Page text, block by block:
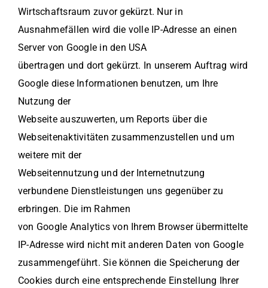
Wirtschaftsraum zuvor gekürzt. Nur in
Ausnahmefällen wird die volle IP-Adresse an einen
Server von Google in den USA
übertragen und dort gekürzt. In unserem Auftrag wird
Google diese Informationen benutzen, um Ihre
Nutzung der
Webseite auszuwerten, um Reports über die
Webseitenaktivitäten zusammenzustellen und um
weitere mit der
Webseitennutzung und der Internetnutzung
verbundene Dienstleistungen uns gegenüber zu
erbringen. Die im Rahmen
von Google Analytics von Ihrem Browser übermittelte
IP-Adresse wird nicht mit anderen Daten von Google
zusammengeführt. Sie können die Speicherung der
Cookies durch eine entsprechende Einstellung Ihrer